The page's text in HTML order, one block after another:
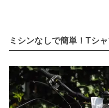
ミシンなしで簡単！Tシ